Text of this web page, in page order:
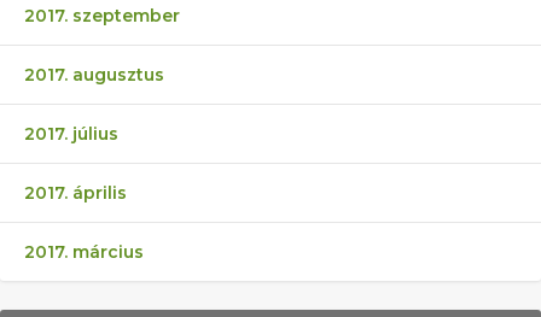
2017. szeptember
2017. augusztus
2017. július
2017. április
2017. március